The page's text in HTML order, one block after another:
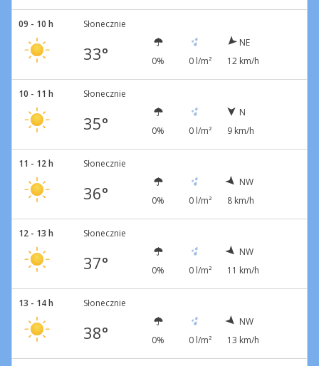
09 - 10 h Słonecznie
33° 0% 0 l/m²
NE
12 km/h
10 - 11 h Słonecznie
35° 0% 0 l/m²
N
9 km/h
11 - 12 h Słonecznie
36° 0% 0 l/m²
NW
8 km/h
12 - 13 h Słonecznie
37° 0% 0 l/m²
NW
11 km/h
13 - 14 h Słonecznie
38° 0% 0 l/m²
NW
13 km/h